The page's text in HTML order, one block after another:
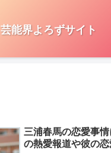
芸能界よろずサイト
三浦春馬の恋愛事
の熱愛報道や彼の